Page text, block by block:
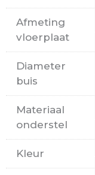
Afmeting
vloerplaat
Diameter
buis
Materiaal
onderstel
Kleur